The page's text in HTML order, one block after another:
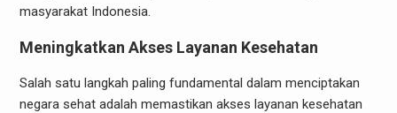
masyarakat Indonesia.
Meningkatkan Akses Layanan Kesehatan
Salah satu langkah paling fundamental dalam menciptakan
negara sehat adalah memastikan akses layanan kesehatan